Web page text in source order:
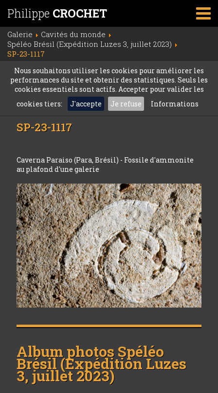
Philippe CROCHET
Galerie
Cavités du monde
Spéléo Brésil (Expédition Luzes 3, juillet 2023)
SP-23-1117
Nous souhaitons utiliser les cookies pour améliorer les
performances du site et obtenir des statistiques. Seuls les
cookies essentiels sont actifs. Accepter pour valider les
cookies tiers:
J'accepte Je refuse Informations
SP-23-1117
Caverna Paraiso (Para, Brésil) - Fossile d'ammonite
au plafond d'une galerie
Album photos Spéléo
Brésil (Expédition Luzes
3, juillet 2023)